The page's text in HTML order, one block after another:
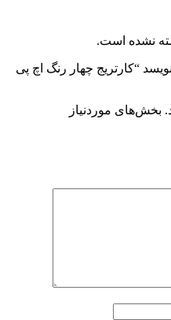
نشده است.
“کارتریج چهار رنگ اچ پی
بخش‌های موردنیاز